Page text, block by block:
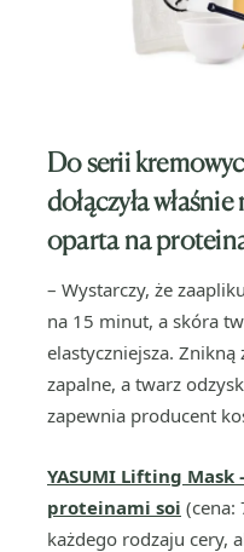
Do serii
dołączyła
oparta na
– Wystarczy, że
na 15 minut, a skóra
elastyczniejsza.
zapalne, a twarz
zapewnia producent
YASUMI Lifting
proteinami soi (cena:
każdego rodzaju cery,